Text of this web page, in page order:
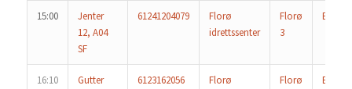
15:00
Jenter
12, A04
SF
61241204079
Florø
idrettssenter
Florø
3
Eid
16:10
Gutter
6123162056
Florø
Florø Eid/